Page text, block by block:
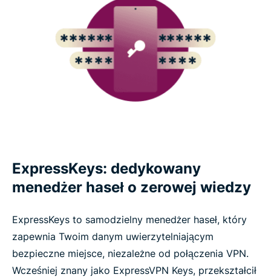
ExpressKeys: dedykowany
menedżer haseł o zerowej wiedzy
ExpressKeys to samodzielny menedżer haseł, który
zapewnia Twoim danym uwierzytelniającym
bezpieczne miejsce, niezależne od połączenia VPN.
Wcześniej znany jako ExpressVPN Keys, przekształcił